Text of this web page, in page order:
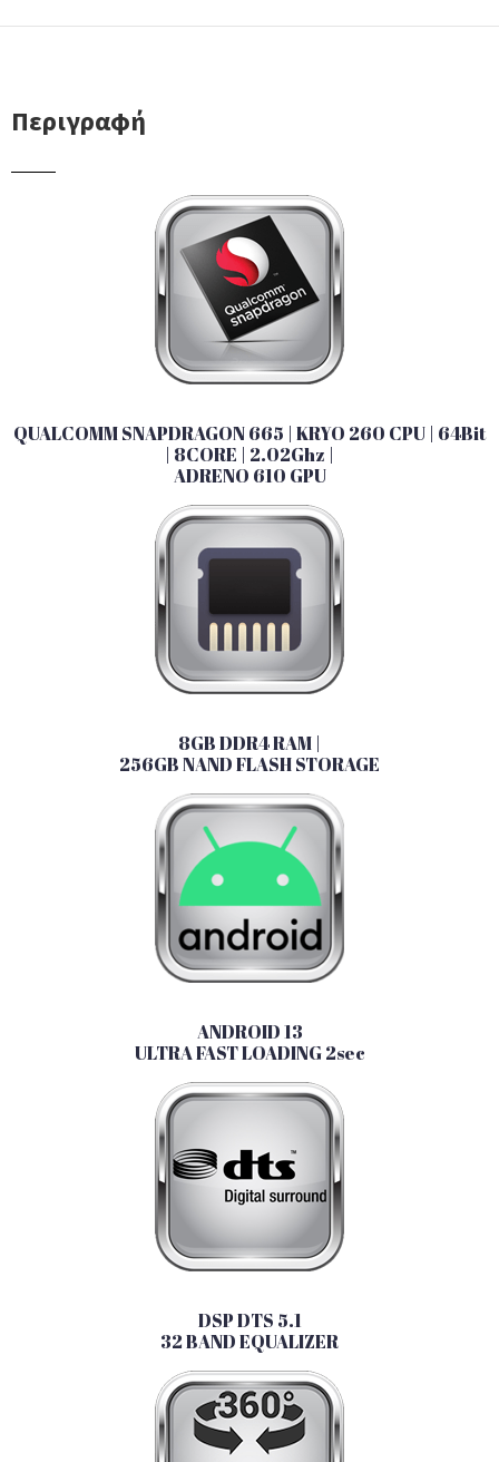
Περιγραφή
QUALCOMM SNAPDRAGON 665 | KRYO 260 CPU | 64Bit
| 8CORE | 2.02Ghz |
ADRENO 610 GPU
8GB DDR4 RAM |
256GB NAND FLASH STORAGE
ANDROID 13
ULTRA FAST LOADING 2sec
DSP DTS 5.1
32 BAND EQUALIZER